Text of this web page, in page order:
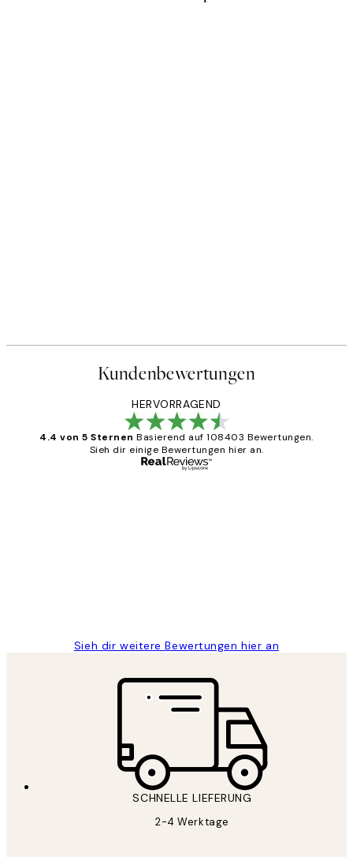
Kundenbewertungen
HERVORRAGEND
4.4 von 5 Sternen Basierend auf 108403 Bewertungen.
Sieh dir einige Bewertungen hier an.
Sieh dir weitere Bewertungen hier an
SCHNELLE LIEFERUNG
2-4 Werktage